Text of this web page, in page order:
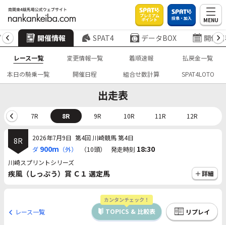
プレミアム
ポイント 投票・加入 MENU
開催情報 SPAT4 データBOX 開催
レース一覧 変更情報一覧 着順速報
払戻金一覧
本日の騎乗一覧
開催日程 組合せ数計算 SPAT4LOTO
出走表
7R 8R 9R 10R 11R 12R
8R 2026年7月9日 第4回 川崎競馬 第4日
ダ 900m （外） （10頭） 発走時刻 18:30
川崎スプリントシリーズ
疾風（しっぷう）賞 Ｃ１ 選定馬 詳細
レース一覧
カンタンチェック！
TOPICS & 比較表 リプレイ